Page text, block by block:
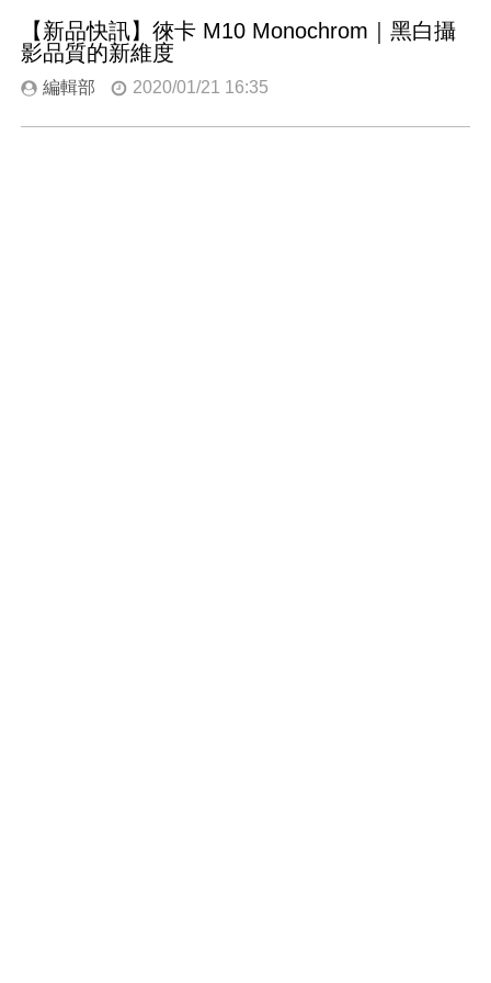
【新品快訊】徠卡 M10 Monochrom｜黑白攝
影品質的新維度
編輯部 2020/01/21 16:35